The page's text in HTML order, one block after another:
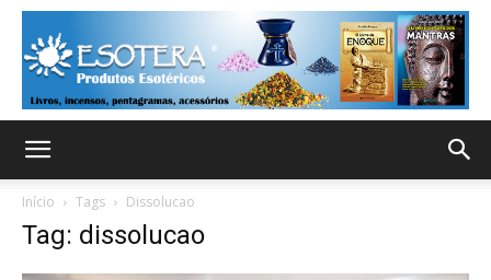
Início Tags Dissolucao
Tag: dissolucao